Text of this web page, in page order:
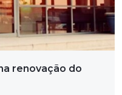
renovação do